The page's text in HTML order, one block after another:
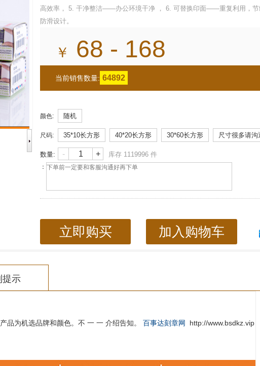
高效率， 5. 干净整洁——办公环境干净 ， 6. 可替换印面——重复利用，节
防滑设计。
￥ 68 - 168
当前销售数量: 64892
颜色: 随机
尺码: 35*10长方形 40*20长方形 30*60长方形 尺寸很多请沟
数量: - + 库存 1119996 件
：
立即购买 加入购物车
提示
品为机选品牌和颜色。不 一 一 介绍告知。 百事达刻章网 http://www.bsdkz.vip